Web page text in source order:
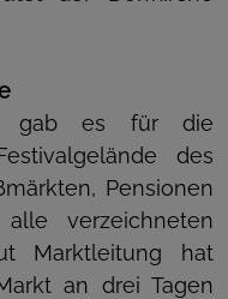
gab es für die
des
Pensionen
verzeichneten
Marktleitung hat
an drei Tagen